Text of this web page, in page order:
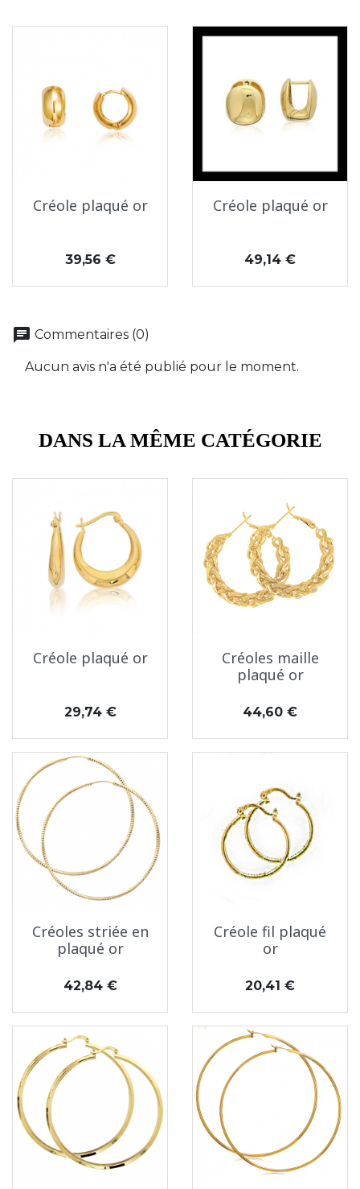
Créole plaqué or
Prix
39,56 €
Créole plaqué or
Prix
49,14 €
chat Commentaires (0)
Aucun avis n'a été publié pour le moment.
DANS LA MÊME CATÉGORIE
Créole plaqué or
Prix
29,74 €
Créoles maille
plaqué or
Prix
44,60 €
Créoles striée en
plaqué or
Prix
42,84 €
Créole fil plaqué
or
Prix
20,41 €